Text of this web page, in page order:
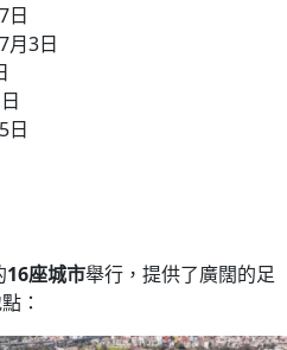
日
月3日
日
16座城市舉行，提供了廣闊的足
：